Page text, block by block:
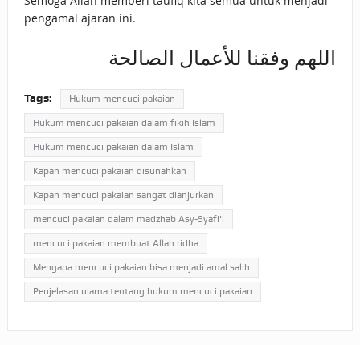
pengamal ajaran ini.
اللهم وفقنا للأعمال الصالحة
Tags: Hukum mencuci pakaian
Hukum mencuci pakaian dalam fikih Islam
Hukum mencuci pakaian dalam Islam
Kapan mencuci pakaian disunahkan
Kapan mencuci pakaian sangat dianjurkan
mencuci pakaian dalam madzhab Asy-Syafi'i
mencuci pakaian membuat Allah ridha
Mengapa mencuci pakaian bisa menjadi amal salih
Penjelasan ulama tentang hukum mencuci pakaian